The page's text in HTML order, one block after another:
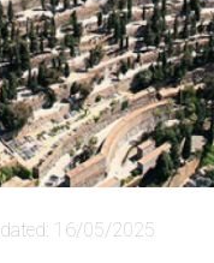
16/05/2025